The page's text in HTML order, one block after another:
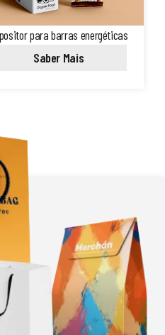
para barras energéticas
Saber Mais